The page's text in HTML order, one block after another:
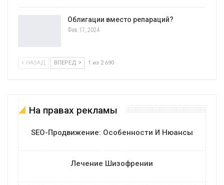
Облигации вместо репараций?
Фев 17, 2024
НАЗАД ВПЕРЕД 1 из 2 690
На правах рекламы
SEO-Продвижение: Особенности И Нюансы
Лечение Шизофрении